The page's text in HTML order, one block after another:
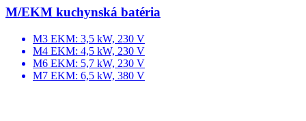
M/EKM kuchynská batéria
M3 EKM: 3,5 kW, 230 V
M4 EKM: 4,5 kW, 230 V
M6 EKM: 5,7 kW, 230 V
M7 EKM: 6,5 kW, 380 V